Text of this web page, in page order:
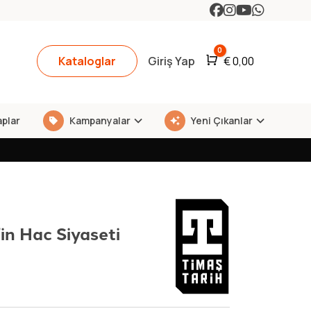
Kataloglar Giriş Yap Araba
0
€0,00
Kampanyalar Yeni Çıkanlar
Hac Siyaseti